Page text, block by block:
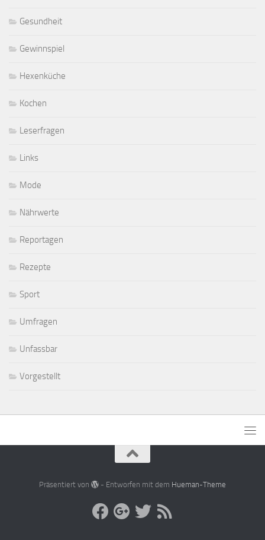
Gesundheit
Gewinnspiel
Hexenküche
Kochen
Leserfragen
Links
Mode
Nährwerte
Reportagen
Rezepte
Sport
Umfragen
Unfassbar
Vorgestellt
Präsentiert von - Entworfen mit dem Hueman-Theme